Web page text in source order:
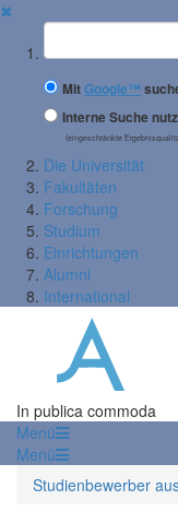
✖
Suchbegriff
MitGoogle™
Interne Suche
(eingeschränkte
Die Universität
Fakultäten
Forschung
Studium
Einrichtungen
Alumni
International
In publica commoda
Menü
Menü
Studienbewerber